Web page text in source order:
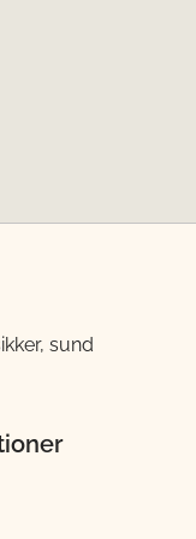
sund